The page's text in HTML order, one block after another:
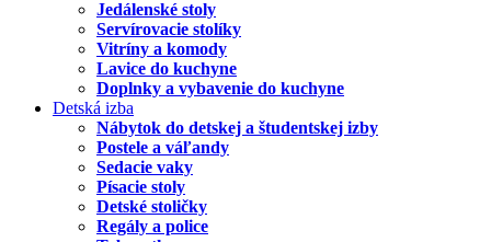
Jedálenské stoly
Servírovacie stolíky
Vitríny a komody
Lavice do kuchyne
Doplnky a vybavenie do kuchyne
Detská izba
Nábytok do detskej a študentskej izby
Postele a váľandy
Sedacie vaky
Písacie stoly
Detské stoličky
Regály a police